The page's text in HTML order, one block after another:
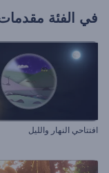
في الفئة
افتتاحي النهار والليل